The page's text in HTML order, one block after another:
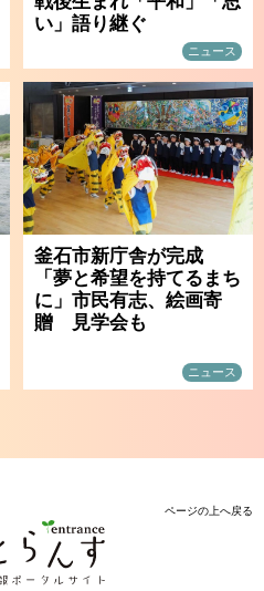
い」語り継ぐ
ニュース
釜石市新庁舎が完成
「夢と希望を持てるまち
に」市民有志、絵画寄
贈 見学会も
ニュース
ページの上へ戻る